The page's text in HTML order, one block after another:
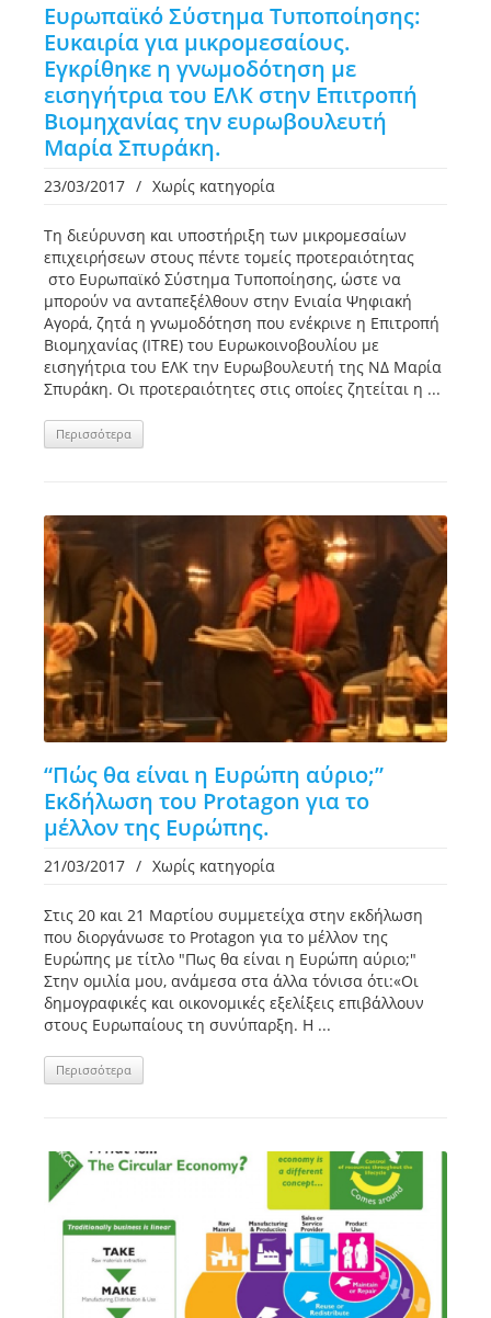
Ευρωπαϊκό Σύστημα Τυποποίησης:
Ευκαιρία για μικρομεσαίους.
Εγκρίθηκε η γνωμοδότηση με
εισηγήτρια του ΕΛΚ στην Επιτροπή
Βιομηχανίας την ευρωβουλευτή
Μαρία Σπυράκη.
23/03/2017 / Χωρίς κατηγορία
Τη διεύρυνση και υποστήριξη των μικρομεσαίων
επιχειρήσεων στους πέντε τομείς προτεραιότητας
στο Ευρωπαϊκό Σύστημα Τυποποίησης, ώστε να
μπορούν να ανταπεξέλθουν στην Ενιαία Ψηφιακή
Αγορά, ζητά η γνωμοδότηση που ενέκρινε η Επιτροπή
Βιομηχανίας (ITRE) του Ευρωκοινοβουλίου με
εισηγήτρια του ΕΛΚ την Ευρωβουλευτή της ΝΔ Μαρία
Σπυράκη. Οι προτεραιότητες στις οποίες ζητείται η ...
Περισσότερα
“Πώς θα είναι η Ευρώπη αύριο;”
Εκδήλωση του Protagon για το
μέλλον της Ευρώπης.
21/03/2017 / Χωρίς κατηγορία
Στις 20 και 21 Μαρτίου συμμετείχα στην εκδήλωση
που διοργάνωσε το Protagon για το μέλλον της
Ευρώπης με τίτλο "Πως θα είναι η Ευρώπη αύριο;"
Στην ομιλία μου, ανάμεσα στα άλλα τόνισα ότι:«Οι
δημογραφικές και οικονομικές εξελίξεις επιβάλλουν
στους Ευρωπαίους τη συνύπαρξη. Η ...
Περισσότερα